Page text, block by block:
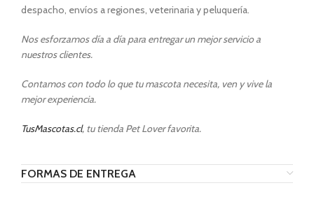
despacho, envíos a regiones, veterinaria y peluquería.
Nos esforzamos día a día para entregar un mejor servicio a
nuestros clientes.
Contamos con todo lo que tu mascota necesita, ven y vive la
mejor experiencia.
TusMascotas.cl, tu tienda Pet Lover favorita.
FORMAS DE ENTREGA